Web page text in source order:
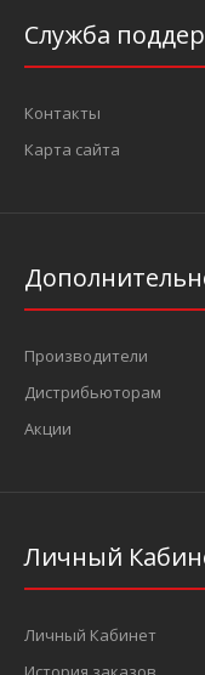
Служба
Контакты
Карта сайта
Производители
Дистрибьюторам
Акции
Личный
Личный Кабинет